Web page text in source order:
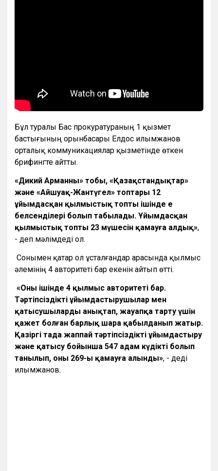
Бұл туралы Бас прокуратураның 1 қызмет
бастығының орынбасары Елдос Қилымжанов
орталық коммуникациялар қызметінде өткен
брифингте айтты.
«Дикий Арманның» тобы, «Қазақстандықтар»
және «Айшуақ-Жантүгел» топтары 12
ұйымдасқан қылмыстық топтың ішінде ең
белсенділері болып табылады. Ұйымдасқан
қылмыстық топтың 23 мүшесін қамауға алдық»,
- деп мәлімдеді ол.
Сонымен қатар ол ұсталғандар арасында қылмыс
әлемінің 4 авторитеті бар екенін айтып өтті.
«Оның ішінде 4 қылмыс авторитеті бар.
Тәртіпсіздікті ұйымдастырушылар мен
қатысушыларды анықтап, жауапқа тарту үшін
қажет болған барлық шара қабылданып жатыр.
Қазіргі таңда жаппай тәртіпсіздікті ұйымдастыру
және қатысу бойынша 547 адам күдікті болып
танылып, оның 269-ы қамауға алынды», - деді
Қилымжанов.